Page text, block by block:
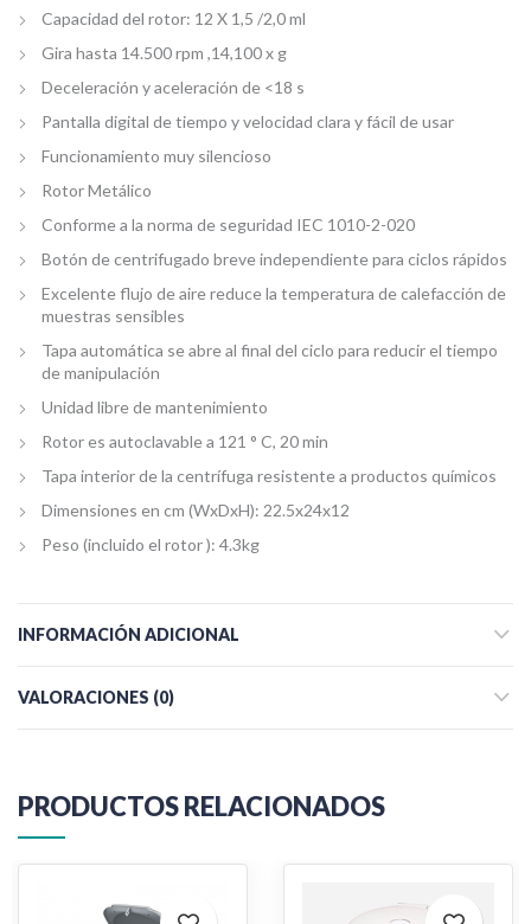
Capacidad del rotor: 12 X 1,5 /2,0 ml
Gira hasta 14.500 rpm ,14,100 x g
Deceleración y aceleración de <18 s
Pantalla digital de tiempo y velocidad clara y fácil de usar
Funcionamiento muy silencioso
Rotor Metálico
Conforme a la norma de seguridad IEC 1010-2-020
Botón de centrifugado breve independiente para ciclos rápidos
Excelenteflujo de airereducela temperatura de calefacción de
muestras sensibles
Tapa automática se abre al final del ciclo para reducir el tiempo
de manipulación
Unidad libre de mantenimiento
Rotores autoclavablea 121 ° C, 20min
Tapa interior de la centrífuga resistente a productos químicos
Dimensiones en cm (WxDxH): 22.5x24x12
Peso (incluido el rotor ): 4.3kg
INFORMACIÓN ADICIONAL
VALORACIONES (0)
PRODUCTOS RELACIONADOS